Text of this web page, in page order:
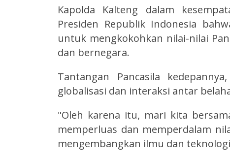
Kapolda Kalteng dalam
Presiden Republik Indonesia
untuk mengkokohkan nilai-nilai
dan bernegara.
Tantangan Pancasila
globalisasi dan interaksi antar
"Oleh karena itu, mari kita
memperluas dan memperdalam
mengembangkan ilmu dan